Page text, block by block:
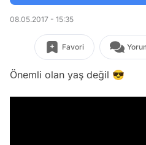
08.05.2017 - 15:35
Favori
Önemli olan yaş değil 😎